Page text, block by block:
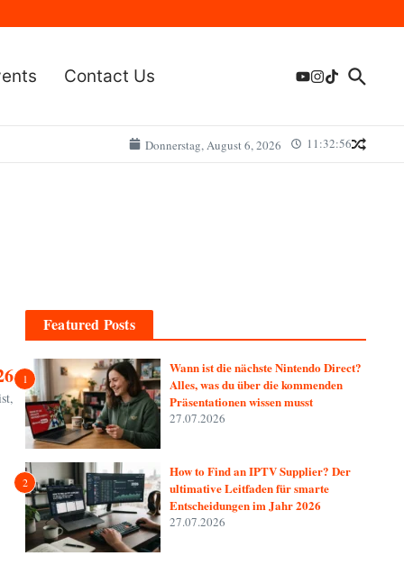
Contact Us
Donnerstag, August 6, 2026 11:32:56
Featured Posts
1
Wann ist die nächste Nintendo Direct?
Alles, was du über die kommenden
Präsentationen wissen musst
27.07.2026
2
How to Find an IPTV Supplier? Der
ultimative Leitfaden für smarte
Entscheidungen im Jahr 2026
27.07.2026